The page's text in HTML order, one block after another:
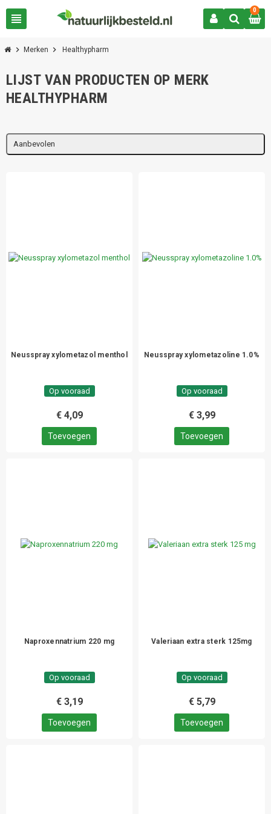
view_headline
0
chevron_right Merken chevron_right Healthypharm
LIJST VAN PRODUCTEN OP MERK
HEALTHYPHARM
Aanbevolen
Neusspray xylometazol menthol
Op vooraad
€ 4,09
Toevoegen
Neusspray xylometazoline 1.0%
Op vooraad
€ 3,99
Toevoegen
Naproxennatrium 220 mg
Op vooraad
€ 3,19
Toevoegen
Valeriaan extra sterk 125mg
Op vooraad
€ 5,79
Toevoegen